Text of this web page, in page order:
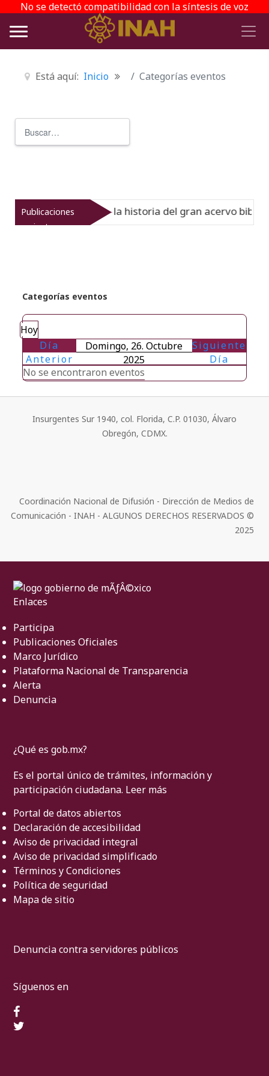
No se detectó compatibilidad con la síntesis de voz
Está aquí: Inicio Categorías eventos
Publicaciones
recientes
Virreinato muestra la historia del gran acervo
Categorías eventos
Hoy
Día
Anterior
Domingo, 26. Octubre
2025
Siguiente
Día
No se encontraron eventos
Insurgentes Sur 1940, col. Florida, C.P. 01030, Álvaro
Obregón, CDMX.
Coordinación Nacional de Difusión - Dirección de Medios de
Comunicación - INAH - ALGUNOS DERECHOS RESERVADOS ©
2025
Enlaces
Participa
Publicaciones Oficiales
Marco Jurídico
Plataforma Nacional de Transparencia
Alerta
Denuncia
¿Qué es gob.mx?
Es el portal único de trámites, información y
participación ciudadana. Leer más
Portal de datos abiertos
Declaración de accesibilidad
Aviso de privacidad integral
Aviso de privacidad simplificado
Términos y Condiciones
Política de seguridad
Mapa de sitio
Denuncia contra servidores públicos
Síguenos en